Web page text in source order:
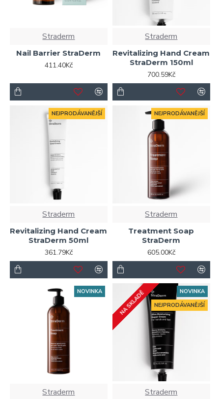
Straderm
Nail Barrier StraDerm
411.40Kč
Straderm
Revitalizing Hand Cream
StraDerm 150ml
700.59Kč
NEJPRODÁVANĚJŠÍ
Straderm
Revitalizing Hand Cream
StraDerm 50ml
361.79Kč
NEJPRODÁVANĚJŠÍ
Straderm
Treatment Soap
StraDerm
605.00Kč
NOVINKA
Straderm
NOVINKA
NEJPRODÁVANĚJŠÍ
NA SKLADĚ
Straderm